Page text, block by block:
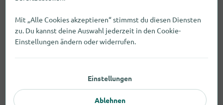
Wo finde ich Hobby- und
Bastelbedarf bei Discountern oder
Supermarktketten in Waldheim?
Welches Geschäft für Hobby- und
Mit „Alle Cookies akzeptieren“ stimmst du diesen Diensten
zu. Du kannst deine Auswahl jederzeit in den Cookie-
Einstellungen ändern oder widerrufen.
Einstellungen
Ablehnen